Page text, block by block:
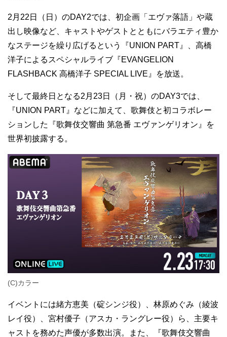
2月22日（日）のDAY2では、初企画「エヴァ落語」や蔵
出し映像など、キャストやゲストとともにバラエティ豊か
なステージを繰り広げるという『UNION PART』、高橋
洋子によるスペシャルライブ『EVANGELION
FLASHBACK 高橋洋子 SPECIAL LIVE』を放送。
そして最終日となる2月23日（月・祝）のDAY3では、
『UNION PART』などに加えて、歌舞伎と初コラボレー
ションした『歌舞伎交響曲 第急番 エヴァンゲリオン』を
世界初披露する。
(C)カラー
イベントには緒方恵美（碇シンジ役）、林原めぐみ（綾波
レイ役）、宮村優子（アスカ・ラングレー役）ら、主要キ
ャストを務めた声優が多数出演。また、『歌舞伎交響曲